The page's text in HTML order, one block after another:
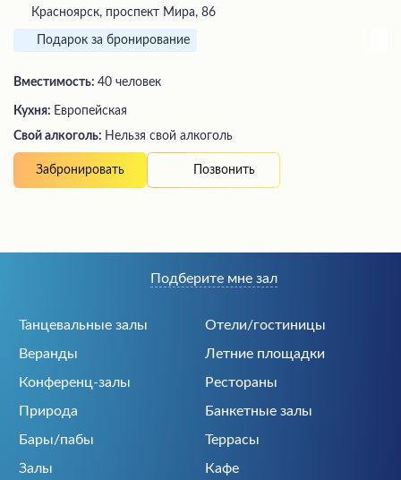
Красноярск, проспект Мира, 86
Подарок за бронирование
Вместимость: 40 человек
Кухня: Европейская
Свой алкоголь: Нельзя свой алкоголь
Забронировать Позвонить
Танцевальные залы
Отели/гостиницы
Веранды
Летние площадки
Конференц-залы
Рестораны
Природа
Банкетные залы
Бары/пабы
Террасы
Залы
Кафе
Подберите мне зал